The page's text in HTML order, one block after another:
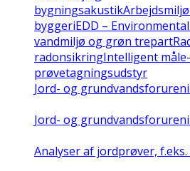
bygningsakustik
byggeriEDD –
vandmiljø og grøn trepart
radonsikringIntelligent
prøvetagningsudstyr
Jord- og
Jord- og
Analyser af jordprøver,